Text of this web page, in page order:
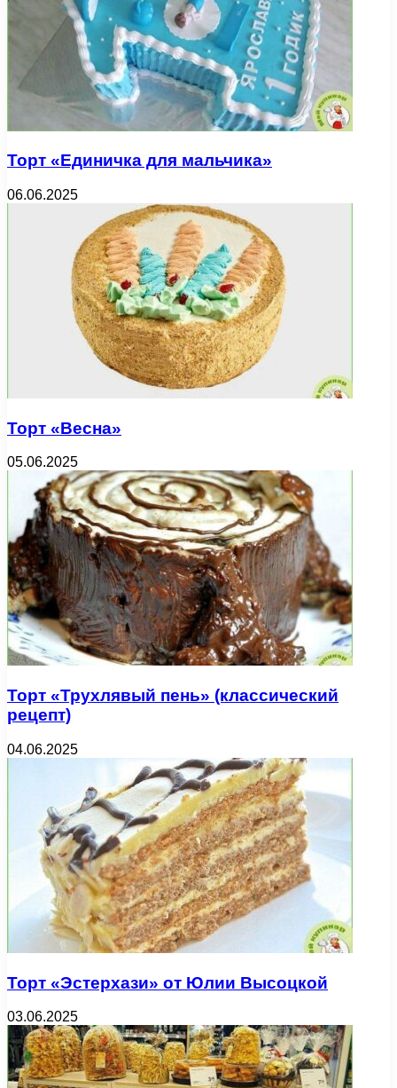
Торт «Единичка для мальчика»
06.06.2025
Торт «Весна»
05.06.2025
Торт «Трухлявый пень» (классический
рецепт)
04.06.2025
Торт «Эстерхази» от Юлии Высоцкой
03.06.2025